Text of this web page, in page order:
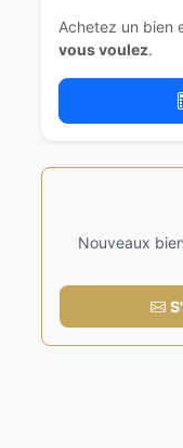
Achetez un bien
vous voulez.
Nouveaux